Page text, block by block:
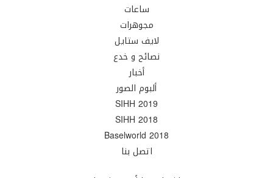
ساعات
مجوهرات
لايف ستايل
نصائح و خدع
أخبار
ألبوم الصور
SIHH 2019
SIHH 2018
Baselworld 2018
اتصل بنا